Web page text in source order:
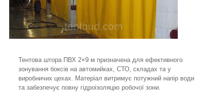
Тентова штора ПВХ 2×9 м призначена для ефективного
зонування боксів на автомийках, СТО, складах та у
виробничих цехах. Матеріал витримує потужний напір води
та забезпечує повну гідроізоляцію робочої зони.